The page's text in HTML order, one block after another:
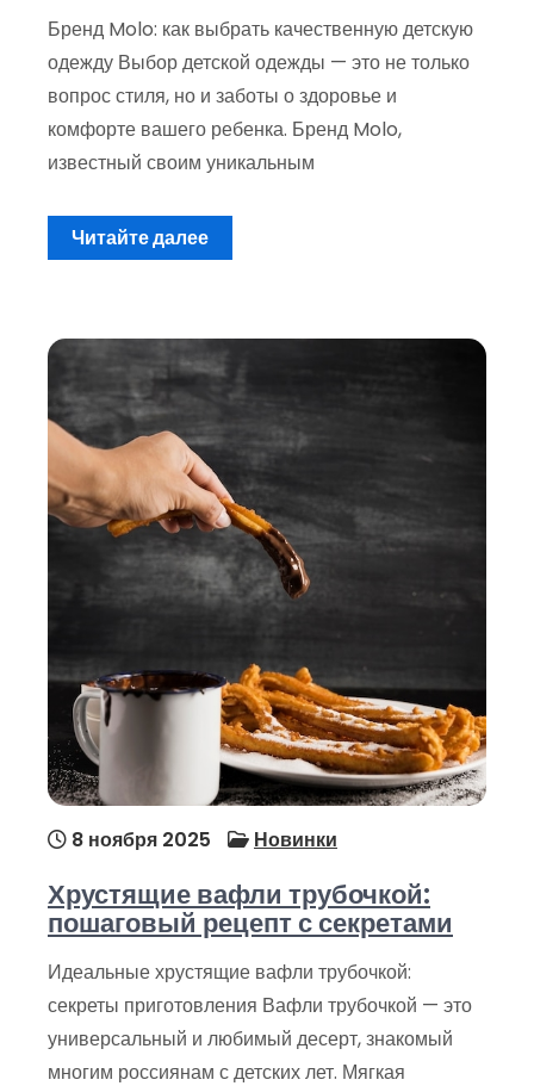
Бренд Molo: как выбрать качественную детскую
одежду Выбор детской одежды — это не только
вопрос стиля, но и заботы о здоровье и
комфорте вашего ребенка. Бренд Molo,
известный своим уникальным
Читайте далее
8 ноября 2025 Новинки
Хрустящие вафли трубочкой:
пошаговый рецепт с секретами
Идеальные хрустящие вафли трубочкой:
секреты приготовления Вафли трубочкой — это
универсальный и любимый десерт, знакомый
многим россиянам с детских лет. Мягкая